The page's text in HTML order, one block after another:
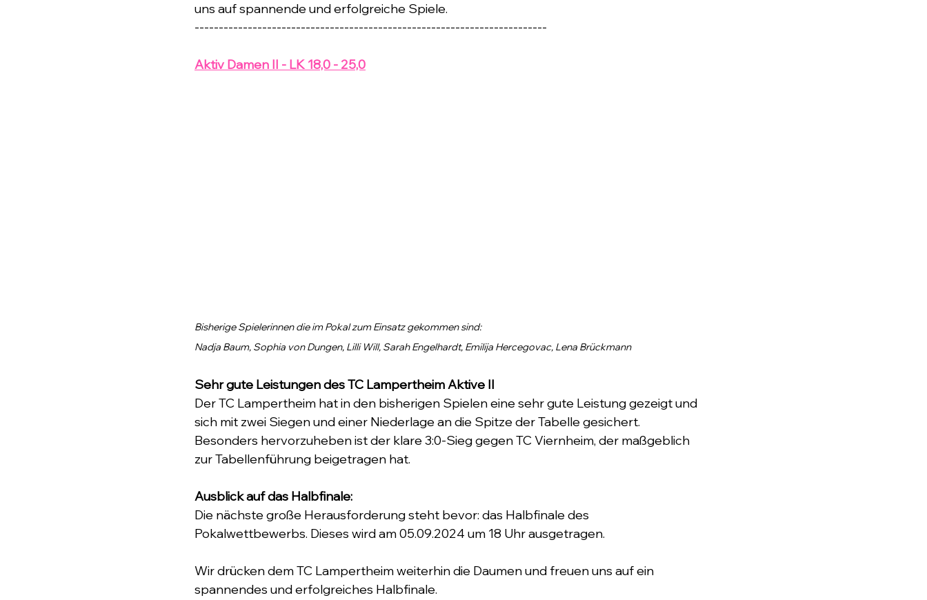
uns auf spannende und erfolgreiche Spiele.
-------------------------------------------------------------------------
Aktiv Damen II - LK 18,0 - 25,0
Bisherige Spielerinnen die im Pokal zum Einsatz gekommen sind:
Nadja Baum, Sophia von Dungen, Lilli Will, Sarah Engelhardt, Emilija Hercegovac, Lena Brückmann
Sehr gute Leistungen des TC Lampertheim Aktive II
Der TC Lampertheim hat in den bisherigen Spielen eine sehr gute Leistung gezeigt und
sich mit zwei Siegen und einer Niederlage an die Spitze der Tabelle gesichert.
Besonders hervorzuheben ist der klare 3:0-Sieg gegen TC Viernheim, der maßgeblich
zur Tabellenführung beigetragen hat.
Ausblick auf das Halbfinale:
Die nächste große Herausforderung steht bevor: das Halbfinale des
Pokalwettbewerbs. Dieses wird am 05.09.2024 um 18 Uhr ausgetragen.
Wir drücken dem TC Lampertheim weiterhin die Daumen und freuen uns auf ein
spannendes und erfolgreiches Halbfinale.